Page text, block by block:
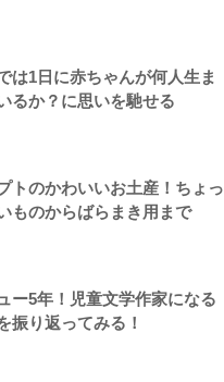
は1日に赤ちゃんが何人生ま
るか？に思いを馳せる
トのかわいいお土産！ちょっ
ものからばらまき用まで
ー5年！児童文学作家になる
振り返ってみる！